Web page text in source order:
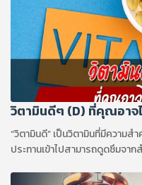
วิตามินดีๆ (D) ที่คุณอาจ
“วิตามินดี” เป็นวิตามินที่มีความ
ประทานเข้าไปสามารถดูดซึมจา